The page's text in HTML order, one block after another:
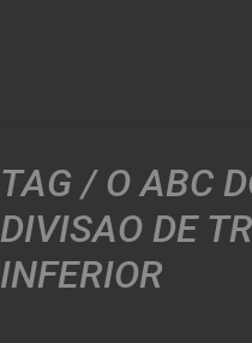
TAG /O ABC
DIVISAO DE
INFERIOR